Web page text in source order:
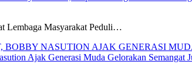
Lembaga Masyarakat Peduli…
Ajak Generasi Muda Gelorakan Semangat